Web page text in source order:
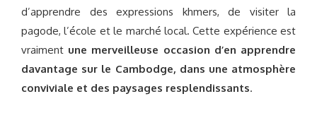
d’apprendre des expressions khmers, de visiter la
pagode, l’école et le marché local. Cette expérience est
vraiment une merveilleuse occasion d’en apprendre
davantage sur le Cambodge, dans une atmosphère
conviviale et des paysages resplendissants.